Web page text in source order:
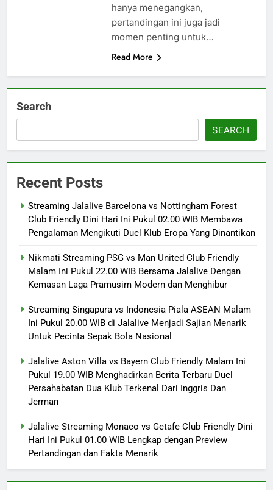
hanya menegangkan,
pertandingan ini juga jadi
momen penting untuk…
Read More
Search
SEARCH
Recent Posts
Streaming Jalalive Barcelona vs Nottingham Forest
Club Friendly Dini Hari Ini Pukul 02.00 WIB Membawa
Pengalaman Mengikuti Duel Klub Eropa Yang Dinantikan
Nikmati Streaming PSG vs Man United Club Friendly
Malam Ini Pukul 22.00 WIB Bersama Jalalive Dengan
Kemasan Laga Pramusim Modern dan Menghibur
Streaming Singapura vs Indonesia Piala ASEAN Malam
Ini Pukul 20.00 WIB di Jalalive Menjadi Sajian Menarik
Untuk Pecinta Sepak Bola Nasional
Jalalive Aston Villa vs Bayern Club Friendly Malam Ini
Pukul 19.00 WIB Menghadirkan Berita Terbaru Duel
Persahabatan Dua Klub Terkenal Dari Inggris Dan
Jerman
Jalalive Streaming Monaco vs Getafe Club Friendly Dini
Hari Ini Pukul 01.00 WIB Lengkap dengan Preview
Pertandingan dan Fakta Menarik